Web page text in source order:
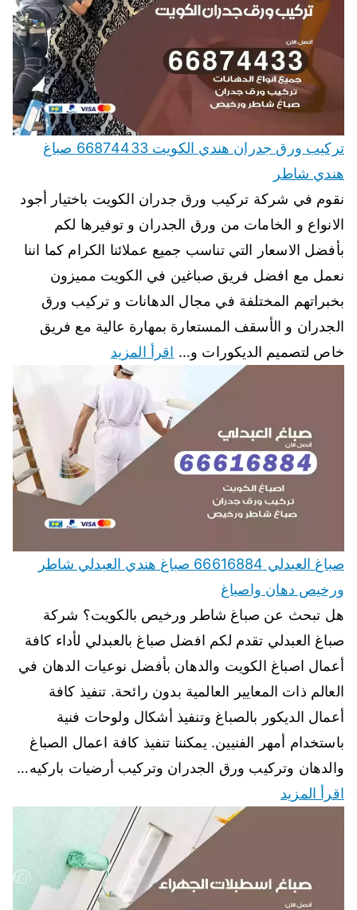
تركيب ورق جدران هندي الكويت 66874433 صباغ
هندي شاطر
نقوم في شركة تركيب ورق جدران الكويت باختيار أجود
الانواع و الخامات من ورق الجدران و توفيرها لكم
بأفضل الاسعار التي تناسب جميع عملائنا الكرام كما اننا
نعمل مع افضل فريق صباغين في الكويت مميزون
بخبراتهم المختلفة في مجال الدهانات و تركيب ورق
الجدران و الأسقف المستعارة بمهارة عالية مع فريق
خاص لتصميم الديكورات و… اقرأ المزيد
صباغ العبدلي 66616884 صباغ هندي العبدلي شاطر
ورخيص دهان واصباغ
هل تبحث عن صباغ شاطر ورخيص بالكويت؟ شركة
صباغ العبدلي تقدم لكم افضل صباغ بالعبدلي لأداء كافة
أعمال اصباغ الكويت والدهان بأفضل نوعيات الدهان في
العالم ذات المعايير العالمية بدون رائحة. تنفيذ كافة
أعمال الديكور بالصباغ وتنفيذ أشكال ولوحات فنية
باستخدام أمهر الفنيين. يمكننا تنفيذ كافة اعمال الصباغ
والدهان وتركيب ورق الجدران وتركيب أرضيات باركيه…
اقرأ المزيد